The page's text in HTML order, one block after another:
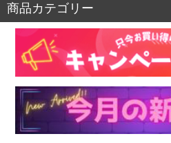
商品カテゴリー